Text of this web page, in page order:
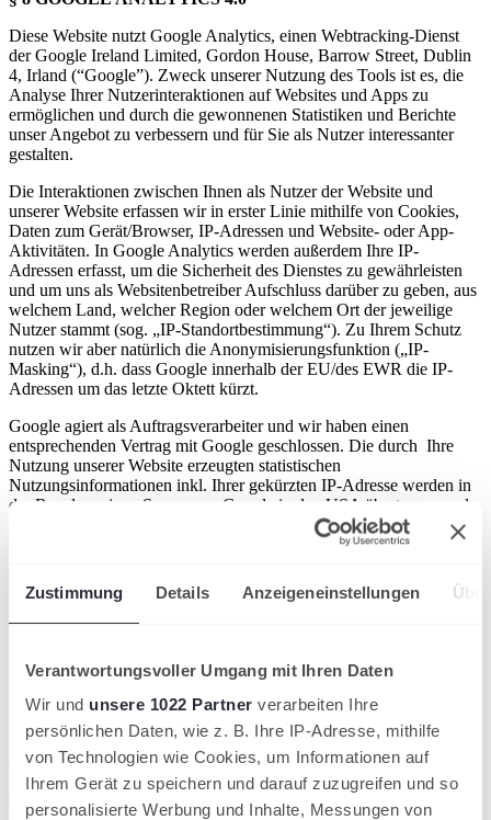
Zustimmung Details Anzeigeneinstellungen
Verantwortungsvoller Umgang mit Ihren Daten
Wir und unsere 1022 Partner verarbeiten Ihre
persönlichen Daten, wie z. B. Ihre IP-Adresse, mithilfe
von Technologien wie Cookies, um Informationen auf
Ihrem Gerät zu speichern und darauf zuzugreifen und so
personalisierte Werbung und Inhalte, Messungen von
Diese Website nutzt Google Analytics, einen Webtracking-Dienst
der Google Ireland Limited, Gordon House, Barrow Street, Dublin
4, Irland (“Google”). Zweck unserer Nutzung des Tools ist es, die
Analyse Ihrer Nutzerinteraktionen auf Websites und Apps zu
ermöglichen und durch die gewonnenen Statistiken und Berichte
unser Angebot zu verbessern und für Sie als Nutzer interessanter
gestalten.
Die Interaktionen zwischen Ihnen als Nutzer der Website und
unserer Website erfassen wir in erster Linie mithilfe von Cookies,
Daten zum Gerät/Browser, IP-Adressen und Website- oder App-
Aktivitäten. In Google Analytics werden außerdem Ihre IP-
Adressen erfasst, um die Sicherheit des Dienstes zu gewährleisten
und um uns als Websitenbetreiber Aufschluss darüber zu geben, aus
welchem Land, welcher Region oder welchem Ort der jeweilige
Nutzer stammt (sog. „IP-Standortbestimmung“). Zu Ihrem Schutz
nutzen wir aber natürlich die Anonymisierungsfunktion („IP-
Masking“), d.h. dass Google innerhalb der EU/des EWR die IP-
Adressen um das letzte Oktett kürzt.
Google agiert als Auftragsverarbeiter und wir haben einen
entsprechenden Vertrag mit Google geschlossen. Die durch Ihre
Nutzung unserer Website erzeugten statistischen
Nutzungsinformationen inkl. Ihrer gekürzten IP-Adresse werden in
der Regel an einen Server von Google in den USA übertragen und
dort verarbeitet. Für diese Fälle hat sich Google nach eigenen
Angaben einen Maßstab auferlegt, der dem früheren EU-US
Datenübermittlung anwendbare Datenschutzgesetze einzuhalten.
Wir haben zudem sog. Standardvertragsklauseln mit Google
vereinbart, deren Zwecke die Einhaltung eines angemessenen
Rechtsgrundlage ist die Erhebung und weitere Verarbeitung der
Informationen (die maximal für 14 Monate erfolgt) ist Ihre erteilte
Einwilligung ist jederzeit möglich, ohne dass davon die Zulässigkeit
der Verarbeitung bis zum Widerruf berührt wird. Den Widerruf
können Sie am einfachsten über unseren Consent-Manager
durchführen oder das Browser-Add on von Google installieren, das